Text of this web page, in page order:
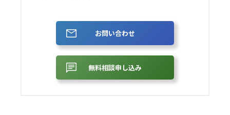
お問い合わせ
無料相談申し込み